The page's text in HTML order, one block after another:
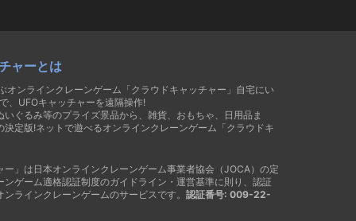
ャーとは
オンラインクレーンゲーム「クラウドキャッチャー」自宅にい
、UFOキャッチャーを遠隔操作!
いぐるみ等のプライズ景品から、雑貨、おもちゃ、日用品ま
決定版!ネットで遊べるオンラインクレーンゲーム「クラウドキ
ー」は日本オンラインクレーンゲーム事業者協会（JOCA）の定
ンゲーム適格認証制度のガイドライン・運営基準に則り、認証
ラインクレーンゲームのサービスです。 認証番号: 009-22-